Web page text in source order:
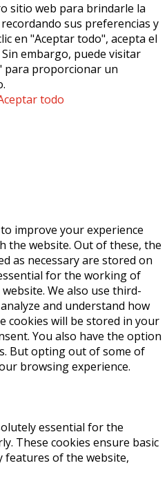
sitio web para brindarle la
sus preferencias y
en "Aceptar todo", acepta el
Sin embargo, puede visitar
para proporcionar un
todo
improve your experience
the website. Out of these, the
as necessary are stored on
for the working of
We also use third-
and understand how
cookies will be stored in your
You also have the option
But opting out of some of
browsing experience.
essential for the
These cookies ensure basic
features of the website,